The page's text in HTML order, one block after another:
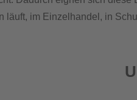
läuft, im Einzelhandel, in